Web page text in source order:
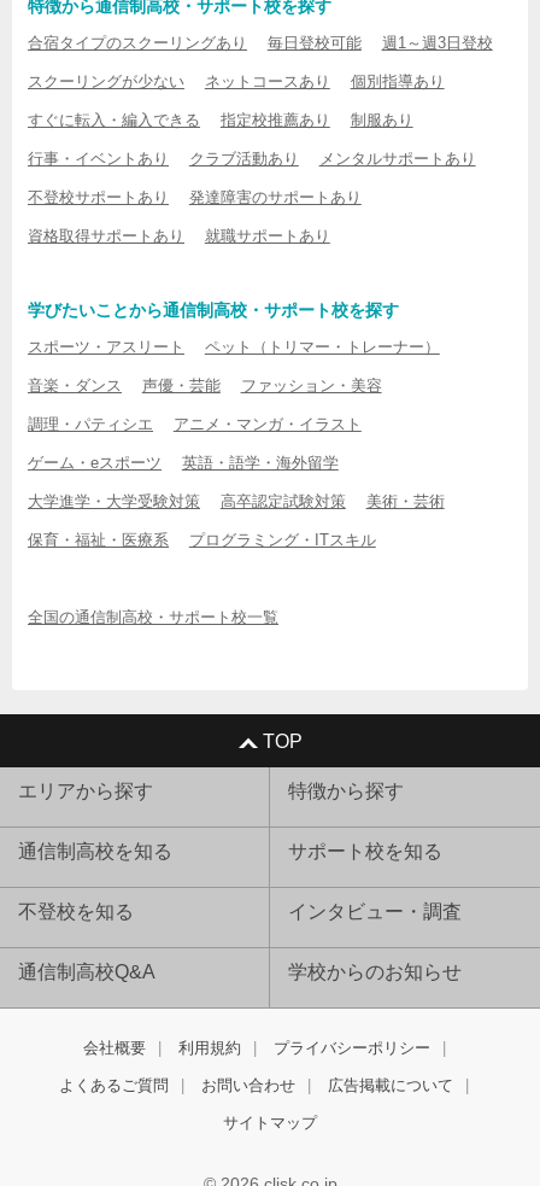
特徴から通信制高校・サポート校を探す
合宿タイプのスクーリングあり 毎日登校可能 週1～週3日登校
スクーリングが少ない ネットコースあり 個別指導あり
すぐに転入・編入できる 指定校推薦あり 制服あり
行事・イベントあり クラブ活動あり メンタルサポートあり
不登校サポートあり 発達障害のサポートあり
資格取得サポートあり 就職サポートあり
学びたいことから通信制高校・サポート校を探す
スポーツ・アスリート ペット（トリマー・トレーナー）
音楽・ダンス 声優・芸能 ファッション・美容
調理・パティシエ アニメ・マンガ・イラスト
ゲーム・eスポーツ 英語・語学・海外留学
大学進学・大学受験対策 高卒認定試験対策 美術・芸術
保育・福祉・医療系 プログラミング・ITスキル
全国の通信制高校・サポート校一覧
TOP
エリアから探す 特徴から探す
通信制高校を知る サポート校を知る
不登校を知る インタビュー・調査
通信制高校Q&A 学校からのお知らせ
会社概要 利用規約 プライバシーポリシー
よくあるご質問 お問い合わせ 広告掲載について
サイトマップ